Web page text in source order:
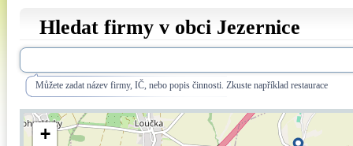
Hledat firmy v obci Jezernice
Můžete zadat název firmy, IČ, nebo popis činnosti. Zkuste například restaurace
+